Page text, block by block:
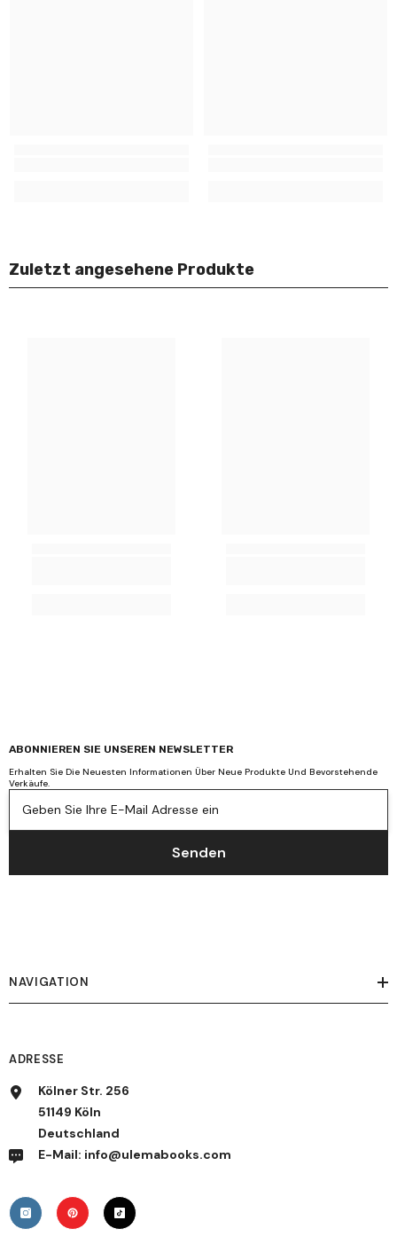
Zuletzt angesehene Produkte
ABONNIEREN SIE UNSEREN NEWSLETTER
Erhalten Sie Die Neuesten Informationen Über Neue Produkte Und Bevorstehende
Verkäufe.
Geben Sie Ihre E-Mail Adresse ein
Senden
NAVIGATION
ADRESSE
Kölner Str. 256
51149 Köln
Deutschland
E-Mail: info@ulemabooks.com